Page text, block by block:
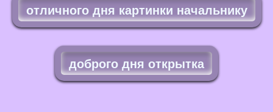
отличного дня картинки начальнику
доброго дня открытка